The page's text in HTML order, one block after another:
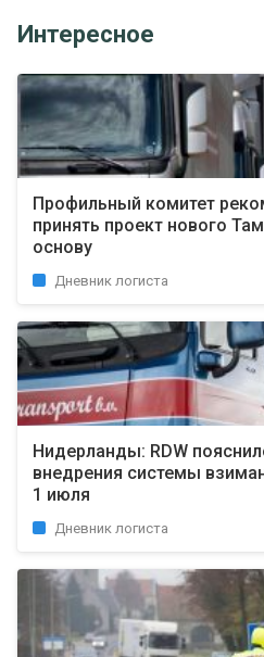
Интересное
Профильный комитет
принять проект нового
основу
Дневник логиста
Нидерланды: RDW
внедрения системы
1 июля
Дневник логиста